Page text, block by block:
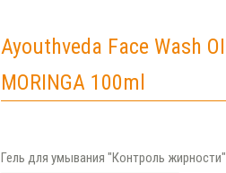
Ayouthveda Face Wash
MORINGA 100ml
Гель для умывания "Контроль